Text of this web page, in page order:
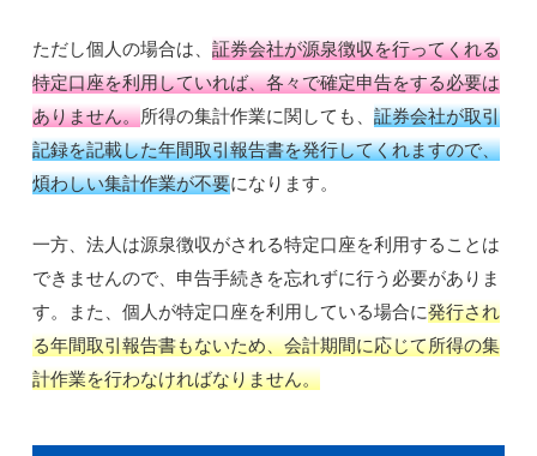
ただし個人の場合は、証券会社が源泉徴収を行ってくれる
特定口座を利用していれば、各々で確定申告をする必要は
ありません。所得の集計作業に関しても、証券会社が取引
記録を記載した年間取引報告書を発行してくれますので、
煩わしい集計作業が不要になります。
一方、法人は源泉徴収がされる特定口座を利用することは
できませんので、申告手続きを忘れずに行う必要がありま
す。また、個人が特定口座を利用している場合に発行され
る年間取引報告書もないため、会計期間に応じて所得の集
計作業を行わなければなりません。